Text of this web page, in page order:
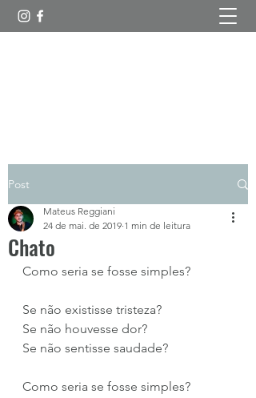
Post
Chato
Mateus Reggiani
24 de mai. de 2019 1 min de leitura
Como seria se fosse simples?
Se não existisse tristeza?
Se não houvesse dor?
Se não sentisse saudade?
Como seria se fosse simples?